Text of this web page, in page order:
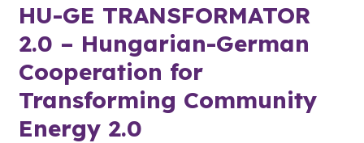
HU-GE TRANSFORMATOR
2.0 – Hungarian-German
Cooperation for
Transforming Community
Energy 2.0